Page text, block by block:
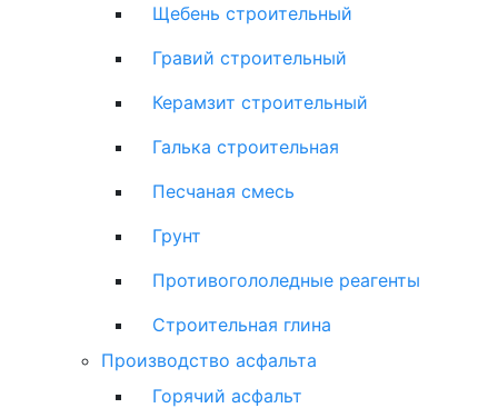
Щебень строительный
Гравий строительный
Керамзит строительный
Галька строительная
Песчаная смесь
Грунт
Противогололедные реагенты
Строительная глина
Производство асфальта
Горячий асфальт